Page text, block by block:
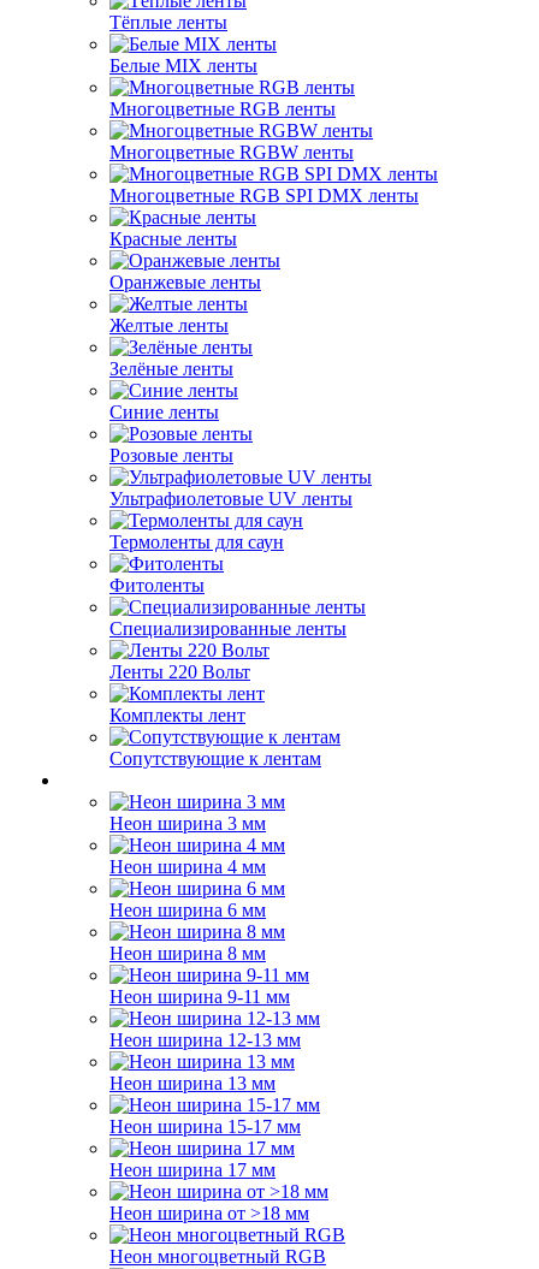
Тёплые ленты
Белые MIX ленты
Многоцветные RGB ленты
Многоцветные RGBW ленты
Многоцветные RGB SPI DMX ленты
Красные ленты
Оранжевые ленты
Желтые ленты
Зелёные ленты
Синие ленты
Розовые ленты
Ультрафиолетовые UV ленты
Термоленты для саун
Фитоленты
Специализированные ленты
Ленты 220 Вольт
Комплекты лент
Сопутствующие к лентам
Неон ширина 3 мм
Неон ширина 4 мм
Неон ширина 6 мм
Неон ширина 8 мм
Неон ширина 9-11 мм
Неон ширина 12-13 мм
Неон ширина 13 мм
Неон ширина 15-17 мм
Неон ширина 17 мм
Неон ширина от >18 мм
Неон многоцветный RGB